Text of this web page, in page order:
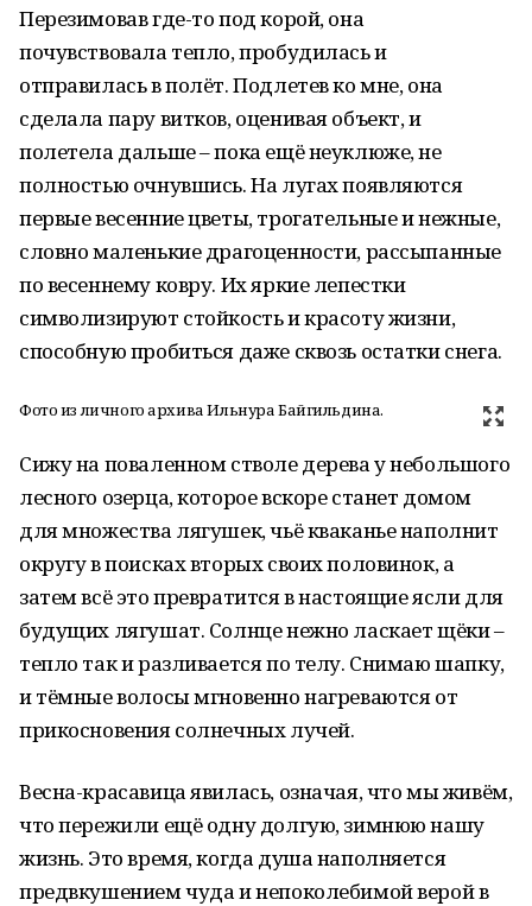
Перезимовав где-то под корой, она
почувствовала тепло, пробудилась и
отправилась в полёт. Подлетев ко мне, она
сделала пару витков, оценивая объект, и
полетела дальше – пока ещё неуклюже, не
полностью очнувшись. На лугах появляются
первые весенние цветы, трогательные и нежные,
словно маленькие драгоценности, рассыпанные
по весеннему ковру. Их яркие лепестки
символизируют стойкость и красоту жизни,
способную пробиться даже сквозь остатки снега.
Фото из личного архива Ильнура Байгильдина.
Сижу на поваленном стволе дерева у небольшого
лесного озерца, которое вскоре станет домом
для множества лягушек, чьё кваканье наполнит
округу в поисках вторых своих половинок, а
затем всё это превратится в настоящие ясли для
будущих лягушат. Солнце нежно ласкает щёки –
тепло так и разливается по телу. Снимаю шапку,
и тёмные волосы мгновенно нагреваются от
прикосновения солнечных лучей.
Весна-красавица явилась, означая, что мы живём,
что пережили ещё одну долгую, зимнюю нашу
жизнь. Это время, когда душа наполняется
предвкушением чуда и непоколебимой верой в